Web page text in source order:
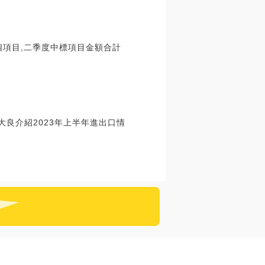
目,二季度中標項目金額合計
良介紹2023年上半年進出口情